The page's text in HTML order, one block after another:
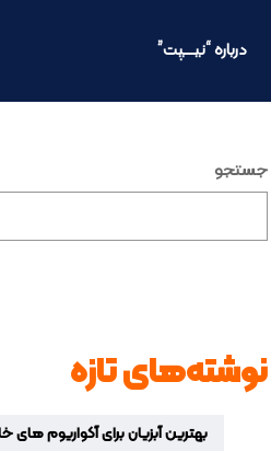
درباره “نیـــپت”
جستجو
نوشته‌های تازه